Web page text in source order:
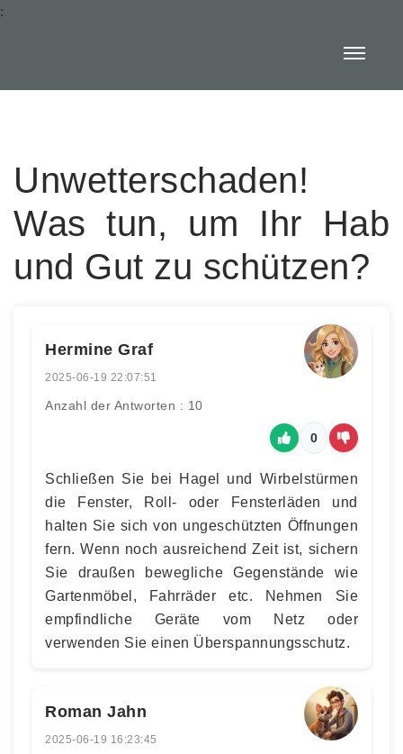
:
Unwetterschaden!
Was tun, um Ihr Hab
und Gut zu schützen?
Hermine Graf
2025-06-19 22:07:51
Anzahl der Antworten : 10
0
Schließen Sie bei Hagel und Wirbelstürmen
die Fenster, Roll- oder Fensterläden und
halten Sie sich von ungeschützten Öffnungen
fern. Wenn noch ausreichend Zeit ist, sichern
Sie draußen bewegliche Gegenstände wie
Gartenmöbel, Fahrräder etc. Nehmen Sie
empfindliche Geräte vom Netz oder
verwenden Sie einen Überspannungsschutz.
Roman Jahn
2025-06-19 16:23:45